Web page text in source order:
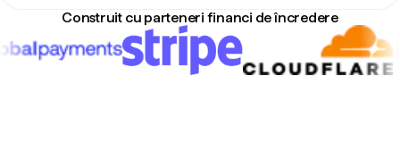
Construit cu parteneri financi de încredere